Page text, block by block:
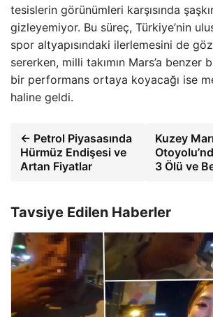
tesislerin görünümleri karşısında
gizleyemiyor. Bu süreç, Türkiye’nin
spor altyapısındaki ilerlemesini de
sererken, milli takımın Mars’a benzer
bir performans ortaya koyacağı ise
haline geldi.
← Petrol Piyasasında
Hürmüz Endişesi ve
Artan Fiyatlar
Kuzey
3 Ölü ve
Tavsiye Edilen Haberler